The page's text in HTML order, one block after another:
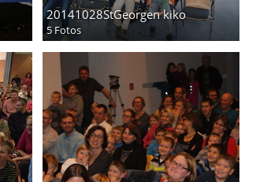
20141028StGeorgen kiko
5 Fotos